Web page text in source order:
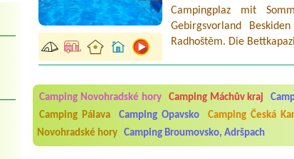
Campingplaz mit
Gebirgsvorland
Radhoštěm. Die
Camping Novohradské hory Camping Máchův kraj
Camping Pálava
Camping Opavsko Camping Česká
Novohradské hory
Camping Broumovsko, Adršpach
Aneta Melicharová***
utěrky, což při množství návštěvníků není samozřejmost. V
velice zklamalo byl celodenní hluk z repráků u stanů a
jak na pouti- z každého koutu hrála jiná hudba.Kemp pěkný,
Jana*****
Chtěli jsme být týden,byli jsme dva. Na začátku prázdnin.